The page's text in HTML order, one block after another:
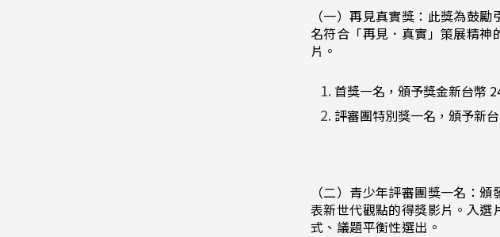
（一）再見真實獎：此獎為鼓
名符合「再見．真實」策展精
片。
首獎一名，頒予獎金新台幣
評審團特別獎一名，頒予新
（二）青少年評審團獎一名：
表新世代觀點的得獎影片。入
式、議題平衡性選出。